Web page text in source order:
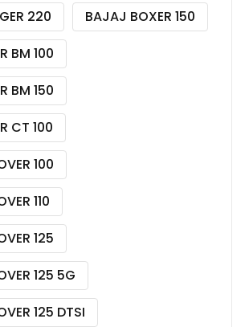
220
BAJAJ BOXER 150
BM 100
BM 150
CT 100
100
110
125
125 5G
125 DTSI